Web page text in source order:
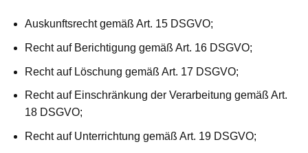
Auskunftsrecht gemäß Art. 15 DSGVO;
Recht auf Berichtigung gemäß Art. 16 DSGVO;
Recht auf Löschung gemäß Art. 17 DSGVO;
Recht auf Einschränkung der Verarbeitung gemäß Art.
18 DSGVO;
Recht auf Unterrichtung gemäß Art. 19 DSGVO;